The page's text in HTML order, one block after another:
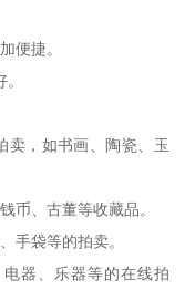
便捷。
卖，如书画、陶瓷、玉
币、古董等收藏品。
手袋等的拍卖。
器、乐器等的在线拍